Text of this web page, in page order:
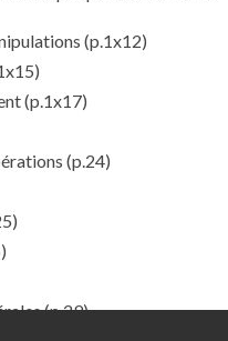
(p.1x12)
(p.1x17)
(p.24)
(p.29)